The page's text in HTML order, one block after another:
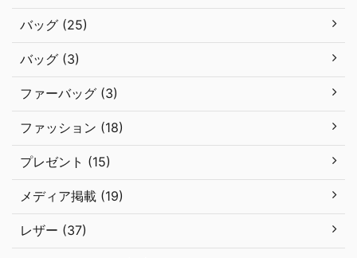
バッグ (25)
バッグ (3)
ファーバッグ (3)
ファッション (18)
プレゼント (15)
メディア掲載 (19)
レザー (37)